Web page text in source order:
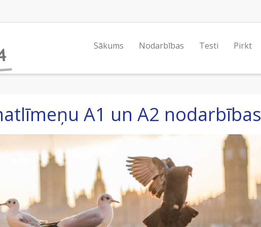
Sākums Nodarbības Testi Pirkt
A1 un A2 nodarbības